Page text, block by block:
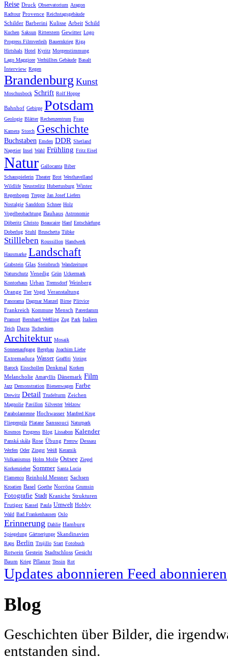
Reise Druck Observatorium Aragon
Radtour Provence Reichstagsgebäude
Schilder Barberini Kulisse Arbeit Schild
Kuchen Saksun Ritterstern Gewitter Logo
Progress Filmverleih Bauernkrieg Riga
Hirtshals Hotel Kyritz Morgenstimmung
Lago Maggiore Verhülltes Gebäude Basalt
Interview Regen
Brandenburg Kunst
Moschusbock Schrift Rolf Hoppe
Bahnhof Gebirge Potsdam
Geologie Blätter Rechenzentrum Frau
Kamera Storch Geschichte
Buchstaben Emden DDR Shetland
Nagetier Insel Wahl Frühling Fritz Eisel
Natur Gallocanta Biber
Schauspielerin Theater Brot Westhavelland
Wildlife Neustrelitz Hubertusburg Winter
Regenbogen Treppe Jan Josef Liefers
Nostalgie Sanddorn Schnee Holz
Vogelbeobachtung Bauhaus Astronomie
Döberitz Christo Beaucaire Hanf Entschärfung
Doberlug Stuhl Bruschetta Tübke
Stillleben Roussillon Handwerk
Hausmarke Landschaft
Grabstein Glas Steinbruch Wandzeitung
Naturschutz Venedig Grün Uckermark
Kontorhaus Urban Tremsdorf Weinberg
Orange Tier Vogel Veranstaltung
Panorama Dagmar Manzel Birne Plitvice
Frankreich Kommune Mensch Paterdamm
Pramort Bernhard Weßling Zug Park Italien
Teich Darss Tschechien
Architektur Mosaik
Sonnenaufgang Bergbau Joachim Liebe
Extremadura Wasser Graffiti Voting
Barock Eisschollen Denkmal Korken
Melancholie Amaryllis Dänemark Film
Jazz Demonstration Bienenwagen Farbe
Drewitz Detail Trudelturm Zeichen
Magnolie Pavillon Silvester Welzow
Parabolantenne Hochwasser Manfred Krug
Fliegenpilz Platane Sanssouci Naturpark
Kosmos Progress Blog Lissabon Kalender
Panská skála Rose Übung Prerow Dessau
Werfen Oder Zingst Weiß Keramik
Vulkanismus Holm Molle Ostsee Ziegel
Korkenzieher Sommer Santa Lucia
Flamenco Reinhold Messner Sachsen
Kroatien Basel Goethe Norröna Grumsin
Fotografie Stadt Kraniche Strukturen
Frutiger Kassel Paula Umwelt Hobby
Wald Bad Frankenhausen Oslo
Erinnerung Dahlie Hamburg
Spiegelung Gärtnerjunge Skandinavien
Raps Berlin Trujillo Start Fotobuch
Rotwein Gestein Stadtschloss Gesicht
Baum Krieg Pflanze Tessin Rot
Updates abonnieren Feed abonnieren
Blog
Geschichten über Bilder, die
entstanden sind.